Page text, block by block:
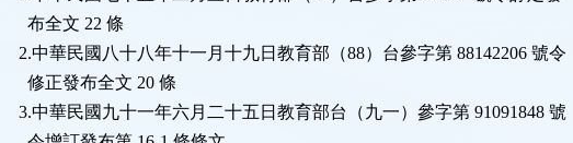
布全文 22 條
2.中華民國八十八年十一月十九日教育部（88）台參字第 88142206 號令
修正發布全文 20 條
3.中華民國九十一年六月二十五日教育部台（九一）參字第 91091848 號